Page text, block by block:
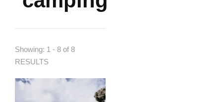
Showing: 1 - 8 of 8
RESULTS